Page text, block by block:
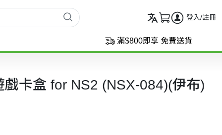
登入/註冊
滿$800即享 免費送貨
卡盒 for NS2 (NSX-084)(伊布)